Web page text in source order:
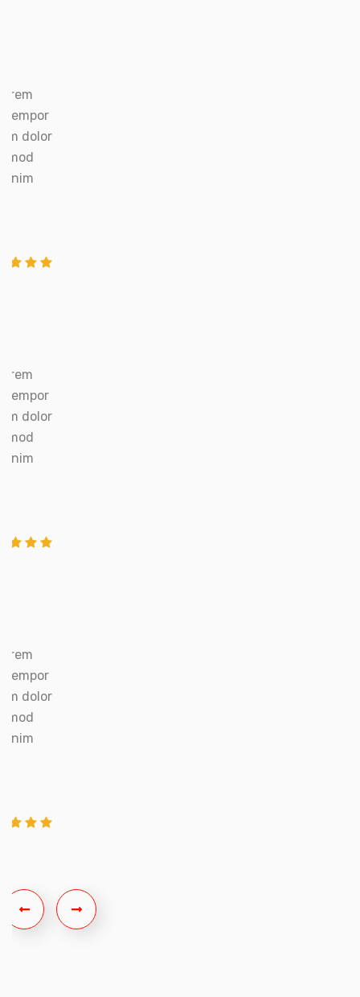
tempor
dolor
nim
tempor
dolor
nim
tempor
dolor
nim